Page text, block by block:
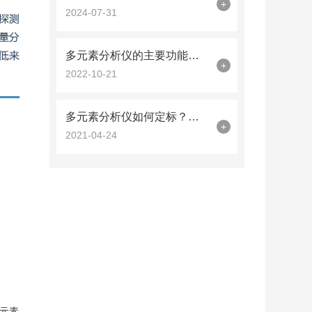
2024-07-31
+
多元素分析仪的主要功能特点与检测优势说明
2022-10-21
+
多元素分析仪如何定标？看完你就懂了
2021-04-24
+